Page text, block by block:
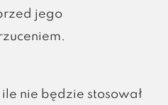
jego
nie będzie stosował